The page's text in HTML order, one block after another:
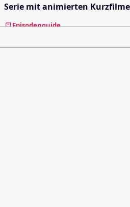
Serie mit animierten
Episodenguide